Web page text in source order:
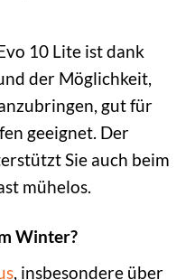
10 Lite ist dank
der Möglichkeit,
gut für
geeignet. Der
Sie auch beim
mühelos.
Winter?
, insbesondere über